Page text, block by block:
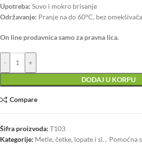
Upotreba: Suvo i mokro brisanje
Održavanje: Pranje na do 60°C, bez omekšivača
On line prodavnica samo za pravna lica.
- +
DODAJ U KORPU
Compare
Šifra proizvoda: T103
Kategorije: Metle, četke, lopate i sl. , Pomoćna